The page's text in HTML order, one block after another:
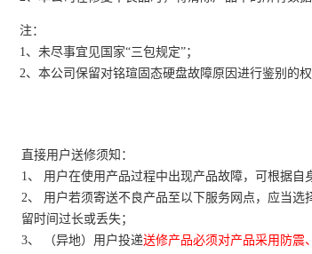
注：
1、未尽事宜见国家“三包规定”；
2、本公司保留对铭瑄固态硬盘故障原因进行鉴别的
直接用户送修须知：
1、 用户在使用产品过程中出现产品故障，可根据自
2、 用户若须寄送不良产品至以下服务网点，应当
留时间过长或丢失；
3、 （异地）用户投递送修产品必须对产品采用防震